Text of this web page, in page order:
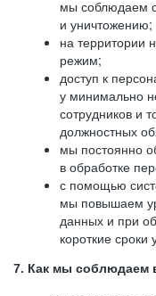
мы соблюдаем
и уничтожению;
на территории
режим;
доступ к
у минимально
сотрудников и
должностных
мы постоянно
в обработке
с помощью
мы повышаем
данных и при
короткие
7. Как мы соблюдаем